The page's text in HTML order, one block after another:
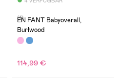
(1)
EN FANT Babyoverall,
Burlwood
114,99 €